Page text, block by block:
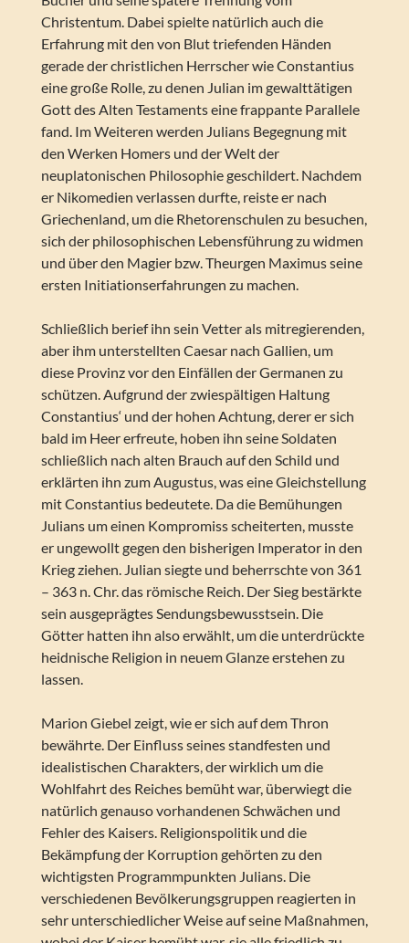
Christentum. Dabei spielte natürlich auch die
Erfahrung mit den von Blut triefenden Händen
gerade der christlichen Herrscher wie Constantius
eine große Rolle, zu denen Julian im gewalttätigen
Gott des Alten Testaments eine frappante Parallele
fand. Im Weiteren werden Julians Begegnung mit
den Werken Homers und der Welt der
neuplatonischen Philosophie geschildert. Nachdem
er Nikomedien verlassen durfte, reiste er nach
Griechenland, um die Rhetorenschulen zu besuchen,
sich der philosophischen Lebensführung zu widmen
und über den Magier bzw. Theurgen Maximus seine
ersten Initiationserfahrungen zu machen.
Schließlich berief ihn sein Vetter als mitregierenden,
aber ihm unterstellten Caesar nach Gallien, um
diese Provinz vor den Einfällen der Germanen zu
schützen. Aufgrund der zwiespältigen Haltung
Constantius‘ und der hohen Achtung, derer er sich
bald im Heer erfreute, hoben ihn seine Soldaten
schließlich nach alten Brauch auf den Schild und
erklärten ihn zum Augustus, was eine Gleichstellung
mit Constantius bedeutete. Da die Bemühungen
Julians um einen Kompromiss scheiterten, musste
er ungewollt gegen den bisherigen Imperator in den
Krieg ziehen. Julian siegte und beherrschte von 361
– 363 n. Chr. das römische Reich. Der Sieg bestärkte
sein ausgeprägtes Sendungsbewusstsein. Die
Götter hatten ihn also erwählt, um die unterdrückte
heidnische Religion in neuem Glanze erstehen zu
lassen.
Marion Giebel zeigt, wie er sich auf dem Thron
bewährte. Der Einfluss seines standfesten und
idealistischen Charakters, der wirklich um die
Wohlfahrt des Reiches bemüht war, überwiegt die
natürlich genauso vorhandenen Schwächen und
Fehler des Kaisers. Religionspolitik und die
Bekämpfung der Korruption gehörten zu den
wichtigsten Programmpunkten Julians. Die
verschiedenen Bevölkerungsgruppen reagierten in
sehr unterschiedlicher Weise auf seine Maßnahmen,